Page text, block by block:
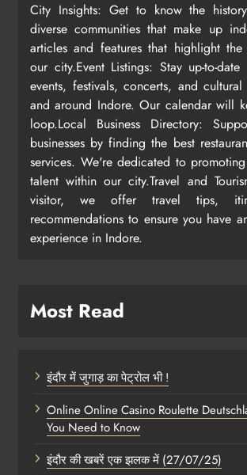
City Insights: Get to know the
diverse communities that make up
articles and features that highlight the
our city.Event Listings: Stay up-to-
events, festivals, concerts, and
and around Indore. Our calendar will
loop.Local Business Directory:
businesses by finding the best
services. We're dedicated to
talent within our city.Travel and
visitor, we offer travel tips,
recommendations to ensure you have
experience in Indore.
Most Read
इंदौर में जुगाड़ का पेट्रोल भी !
Online Online Casino Roulette
You Need to Know
इंदौर की खबरें एक झलक में (27/07/25)